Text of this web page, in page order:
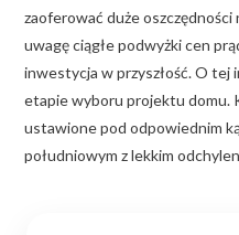
zaoferować duże oszczędności
uwagę ciągłe podwyżki cen
inwestycja w przyszłość. O tej
etapie wyboru projektu domu.
ustawione pod odpowiednim
południowym z lekkim